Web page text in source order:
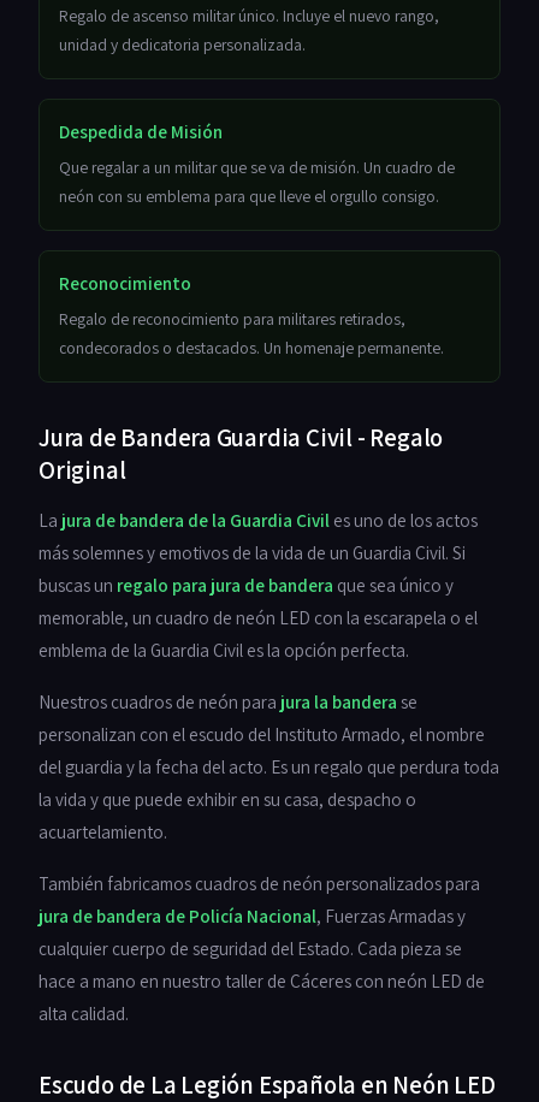
Regalo de ascenso militar único. Incluye el nuevo rango,
unidad y dedicatoria personalizada.
Despedida de Misión
Que regalar a un militar que se va de misión. Un cuadro de
neón con su emblema para que lleve el orgullo consigo.
Reconocimiento
Regalo de reconocimiento para militares retirados,
condecorados o destacados. Un homenaje permanente.
Jura de Bandera Guardia Civil - Regalo
Original
La jura de bandera de la Guardia Civil es uno de los actos
más solemnes y emotivos de la vida de un Guardia Civil. Si
buscas un regalo para jura de bandera que sea único y
memorable, un cuadro de neón LED con la escarapela o el
emblema de la Guardia Civil es la opción perfecta.
Nuestros cuadros de neón para jura la bandera se
personalizan con el escudo del Instituto Armado, el nombre
del guardia y la fecha del acto. Es un regalo que perdura toda
la vida y que puede exhibir en su casa, despacho o
acuartelamiento.
También fabricamos cuadros de neón personalizados para
jura de bandera de Policía Nacional, Fuerzas Armadas y
cualquier cuerpo de seguridad del Estado. Cada pieza se
hace a mano en nuestro taller de Cáceres con neón LED de
alta calidad.
Escudo de La Legión Española en Neón LED